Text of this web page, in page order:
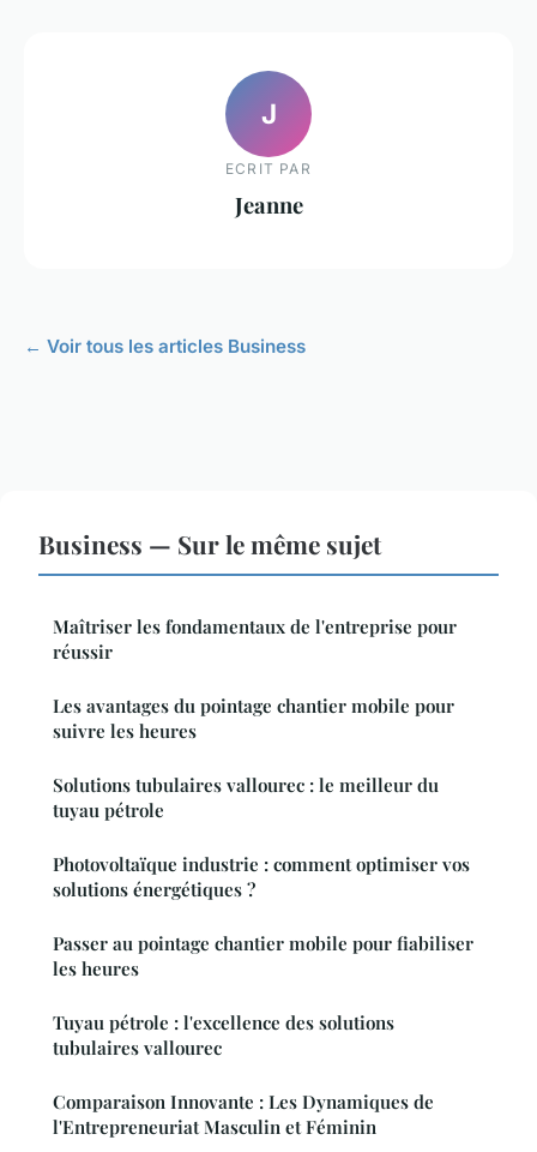
J
ECRIT PAR
Jeanne
← Voir tous les articles Business
Business — Sur le même sujet
Maîtriser les fondamentaux de l'entreprise pour
réussir
Les avantages du pointage chantier mobile pour
suivre les heures
Solutions tubulaires vallourec : le meilleur du
tuyau pétrole
Photovoltaïque industrie : comment optimiser vos
solutions énergétiques ?
Passer au pointage chantier mobile pour fiabiliser
les heures
Tuyau pétrole : l'excellence des solutions
tubulaires vallourec
Comparaison Innovante : Les Dynamiques de
l'Entrepreneuriat Masculin et Féminin